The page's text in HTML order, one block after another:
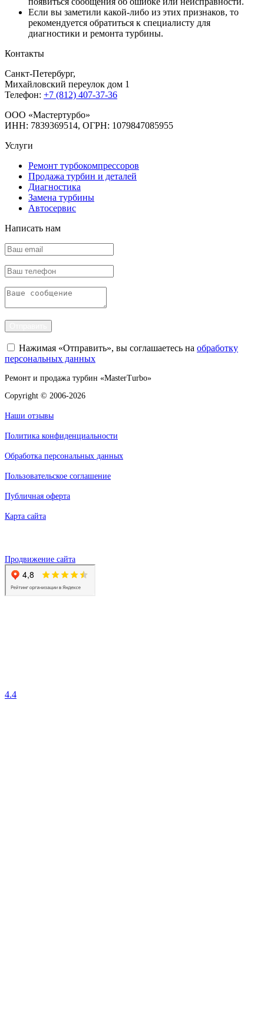
Если вы заметили какой-либо из этих признаков, то
рекомендуется обратиться к специалисту для
диагностики и ремонта турбины.
Контакты
Санкт-Петербург,
Михайловский переулок дом 1
Телефон: +7 (812) 407-37-36
OOO «Мастертурбо»
ИНН: 7839369514, ОГРН: 1079847085955
Услуги
Ремонт турбокомпрессоров
Продажа турбин и деталей
Диагностика
Замена турбины
Автосервис
Написать нам
Нажимая «Отправить», вы соглашаетесь на обработку
персональных данных
Ремонт и продажа турбин «MasterTurbo»
Copyright © 2006-2026
Наши отзывы
Политика конфиденциальности
Обработка персональных данных
Пользовательское соглашение
Публичная оферта
Карта сайта
Продвижение сайта
4.4